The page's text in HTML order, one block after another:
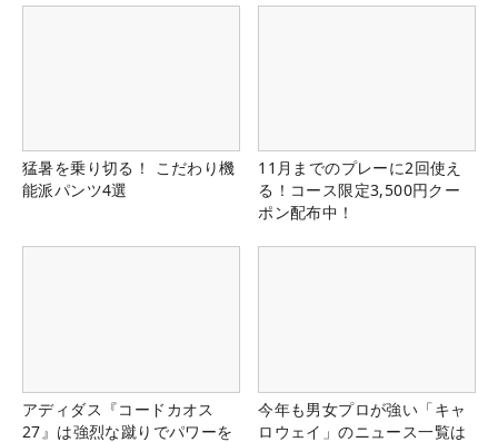
猛暑を乗り切る！ こだわり機
能派パンツ4選
11月までのプレーに2回使え
る！コース限定3,500円クー
ポン配布中！
アディダス『コードカオス
27』は強烈な蹴りでパワーを
今年も男女プロが強い「キャ
ロウェイ」のニュース一覧は